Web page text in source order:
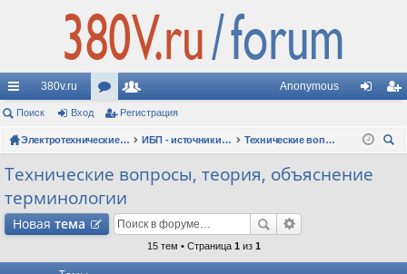
с
ы
лк
и
380v.ru
ор
ум
ол
ьз
ат
ел
Anonymous
д ис
Поиск Вход Регистрация
Электротехнические форумы ИБП - источники бесперебойного питания
Технические вопросы, теория, объяснение терминологии
Технические вопросы, теория, объяснение
терминологии
Новая тема
15 тем • Страница 1 из 1